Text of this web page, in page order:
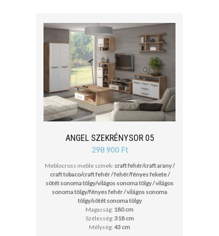
ANGEL SZEKRÉNYSOR 05
298 900 Ft
Meblocross meble színek: craft fehér/craft arany /
craft tobaco/craft fehér / fehér/fényes fekete /
sötét sonoma tölgy/világos sonoma tölgy / világos
sonoma tölgy/fényes fehér / világos sonoma
tölgy/sötét sonoma tölgy
Magasság: 180 cm
Szélesség: 318 cm
Mélység: 43 cm